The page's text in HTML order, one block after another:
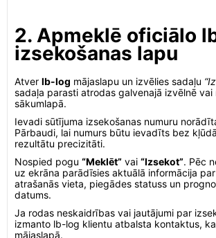
2. Apmeklē oficiālo
izsekošanas lapu
Atver lb-log mājaslapu un izvēlies sadaļu
sadaļa parasti atrodas galvenajā izvēlnē vai
sākumlapā.
Ievadi sūtījuma izsekošanas numuru
Pārbaudi, lai numurs būtu ievadīts bez
rezultātu precizitāti.
Nospied pogu “Meklēt” vai “Izsekot”. Pēc
uz ekrāna parādīsies aktuālā informācija
atrašanās vieta, piegādes statuss un
datums.
Ja rodas neskaidrības vai jautājumi par
izmanto lb-log klientu atbalsta kontaktus,
mājaslapā.